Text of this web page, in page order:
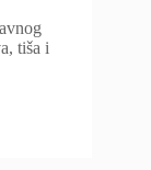
tiša i